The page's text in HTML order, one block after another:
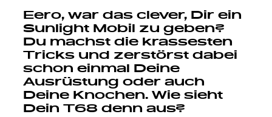
Eero, war das clever, Dir ein
Sunlight Mobil zu geben?
Du machst die krassesten
Tricks und zerstörst dabei
schon einmal Deine
Ausrüstung oder auch
Deine Knochen. Wie sieht
Dein T68 denn aus?